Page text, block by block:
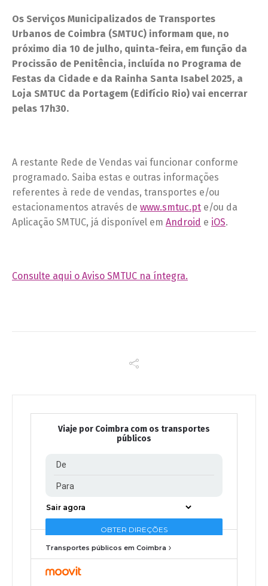
Os Serviços Municipalizados de Transportes
Urbanos de Coimbra (SMTUC) informam que, no
próximo dia 10 de julho, quinta-feira, em função da
Procissão de Penitência, incluída no Programa de
Festas da Cidade e da Rainha Santa Isabel 2025, a
Loja SMTUC da Portagem (Edifício Rio) vai encerrar
pelas 17h30.
A restante Rede de Vendas vai funcionar conforme
programado. Saiba estas e outras informações
referentes à rede de vendas, transportes e/ou
estacionamentos através de www.smtuc.pt e/ou da
Aplicação SMTUC, já disponível em Android e iOS.
Consulte aqui o Aviso SMTUC na íntegra.
Viaje por Coimbra com os transportes
públicos
Transportes públicos em Coimbra